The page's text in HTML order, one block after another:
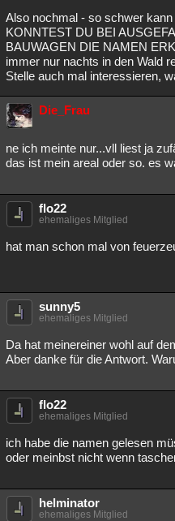
Also nochmal - so schwer
KONNTEST DU BEI
BAUWAGEN DIE NAMEN
immer nur nachts in den Wald
Stelle auch mal interessieren,
Die_Frau
ne ich meinte nur...vll liest ja
das ist mein areal oder so. es
flo22
ehemaliges Mitglied
hat man schon mal von
sunny5
ehemaliges Mitglied
Da hat meinereiner wohl auf
Aber danke für die Antwort.
flo22
ehemaliges Mitglied
ich habe die namen gelesen
oder meinbst nicht wenn
helminator
ehemaliges Mitglied